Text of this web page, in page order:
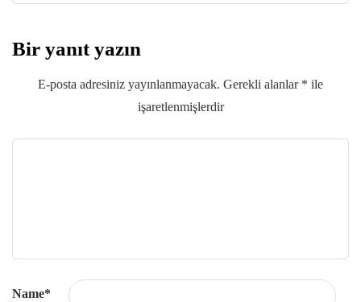
Bir yanıt yazın
E-posta adresiniz yayınlanmayacak. Gerekli alanlar * ile
işaretlenmişlerdir
Name*